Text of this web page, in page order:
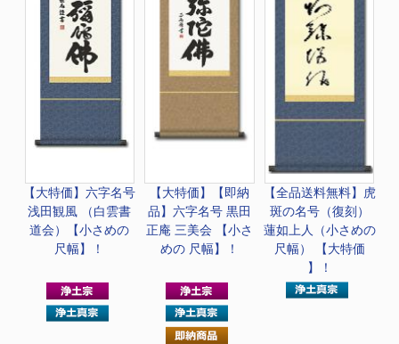
【大特価】六字名号
浅田観風 （白雲書
道会）【小さめの
尺幅】！
【大特価】
【即納
品】六字名号 黒田
正庵 三美会 【小さ
めの 尺幅】！
【全品送料無料】
虎
斑の名号（復刻）
蓮如上人（小さめの
尺幅） 【大特価
】！